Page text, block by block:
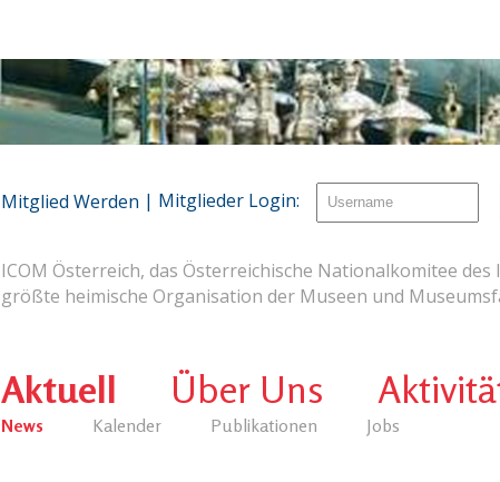
ICOM Österreich, das Österreichische Nationalkomitee
größte heimische Organisation der Museen und
Aktuell
News Kalender Publikationen Jobs
Über Uns
Mitglied Werden | Mitglieder Login: